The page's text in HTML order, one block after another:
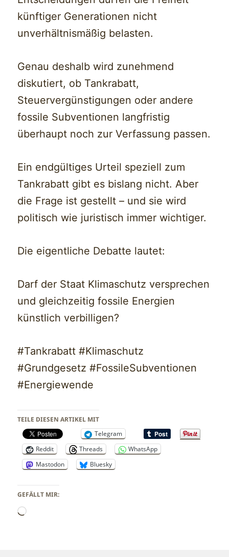
künftiger Generationen nicht
unverhältnismäßig belasten.
Genau deshalb wird zunehmend
diskutiert, ob Tankrabatt,
Steuervergünstigungen oder andere
fossile Subventionen langfristig
überhaupt noch zur Verfassung passen.
Ein endgültiges Urteil speziell zum
Tankrabatt gibt es bislang nicht. Aber
die Frage ist gestellt – und sie wird
politisch wie juristisch immer wichtiger.
Die eigentliche Debatte lautet:
Darf der Staat Klimaschutz versprechen
und gleichzeitig fossile Energien
künstlich verbilligen?
#Tankrabatt #Klimaschutz
#Grundgesetz #FossileSubventionen
#Energiewende
TEILE DIESEN ARTIKEL MIT
Telegram
Reddit
Threads
WhatsApp
Mastodon
Bluesky
GEFÄLLT MIR:
Wird